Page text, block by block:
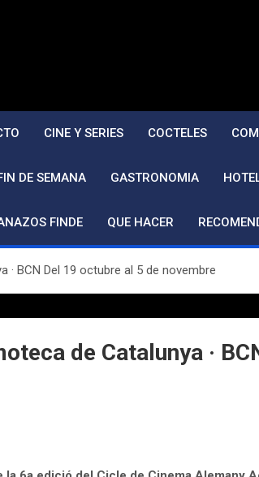
CINE Y SERIES COCTELES
DE SEMANA GASTRONOMIA
FINDE QUE HACER
· BCN Del 19 octubre al 5 de novembre
de Catalunya ·